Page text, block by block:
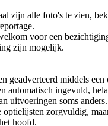
zijn alle foto's te zien,
voor een
zijn mogelijk.
geadverteerd middels een
automatisch ingevuld,
uitvoeringen soms anders.
optielijsten zorgvuldig,
hoofd.